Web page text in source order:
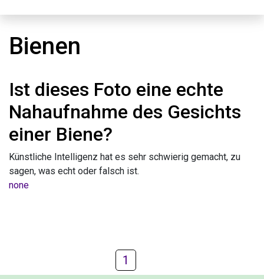
Bienen
Ist dieses Foto eine echte
Nahaufnahme des Gesichts
einer Biene?
Künstliche Intelligenz hat es sehr schwierig gemacht, zu
sagen, was echt oder falsch ist.
none
1